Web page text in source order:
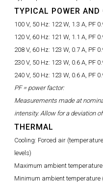
TYPICAL POWER AND
100 V, 50 Hz: 122 W, 1.3 A, PF
120 V, 60 Hz: 121 W, 1.1 A, PF
208 V, 60 Hz: 123 W, 0.7 A, PF
230 V, 50 Hz: 123 W, 0.6 A, PF
240 V, 50 Hz: 123 W, 0.6 A, PF
PF = power factor:
Measurements made at
intensity. Allow for a deviation
THERMAL
Cooling: Forced air
levels)
Maximum ambient temperature
Minimum ambient temperature